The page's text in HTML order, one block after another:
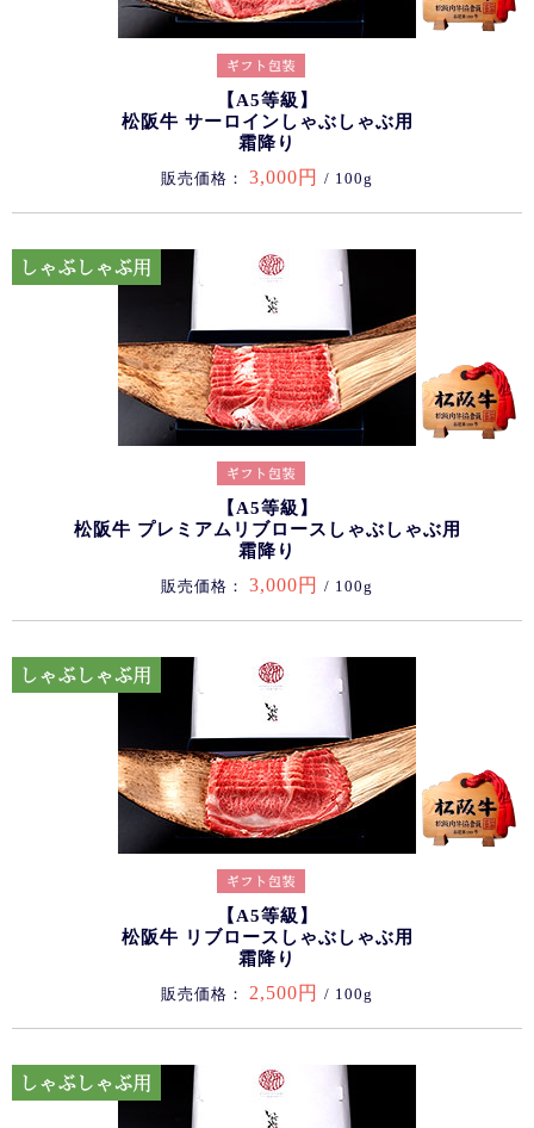
【A5等級】
松阪牛 サーロインしゃぶしゃぶ用
霜降り
販売価格： 3,000円 / 100g
【A5等級】
松阪牛 プレミアムリブロースしゃぶしゃぶ用
霜降り
販売価格： 3,000円 / 100g
【A5等級】
松阪牛 リブロースしゃぶしゃぶ用
霜降り
販売価格： 2,500円 / 100g